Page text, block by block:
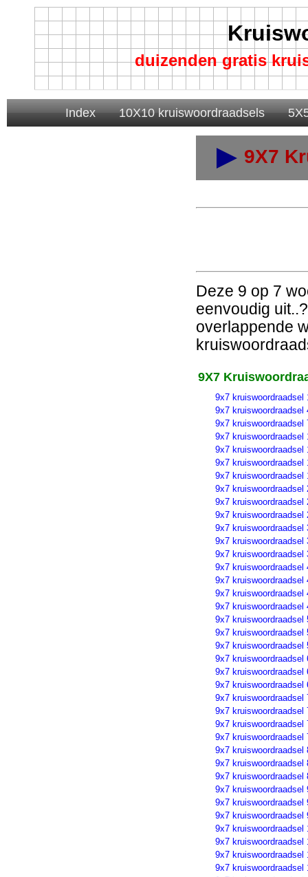
duizenden gratis
Index 10X10 kruiswoordraadsels
9X7
Deze 9 op 7
eenvoudig
overlappende
9X7
9x7 kruiswoordraadsel
9x7 kruiswoordraadsel
9x7 kruiswoordraadsel
9x7 kruiswoordraadsel
9x7 kruiswoordraadsel
9x7 kruiswoordraadsel
9x7 kruiswoordraadsel
9x7 kruiswoordraadsel
9x7 kruiswoordraadsel
9x7 kruiswoordraadsel
9x7 kruiswoordraadsel
9x7 kruiswoordraadsel
9x7 kruiswoordraadsel
9x7 kruiswoordraadsel
9x7 kruiswoordraadsel
9x7 kruiswoordraadsel
9x7 kruiswoordraadsel
9x7 kruiswoordraadsel
9x7 kruiswoordraadsel
9x7 kruiswoordraadsel
9x7 kruiswoordraadsel
9x7 kruiswoordraadsel
9x7 kruiswoordraadsel
9x7 kruiswoordraadsel
9x7 kruiswoordraadsel
9x7 kruiswoordraadsel
9x7 kruiswoordraadsel
9x7 kruiswoordraadsel
9x7 kruiswoordraadsel
9x7 kruiswoordraadsel
9x7 kruiswoordraadsel
9x7 kruiswoordraadsel
9x7 kruiswoordraadsel
9x7 kruiswoordraadsel
9x7 kruiswoordraadsel
9x7 kruiswoordraadsel
9x7 kruiswoordraadsel